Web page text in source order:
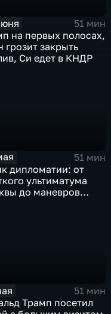
51 мин
на первых полосах,
грозит закрыть
Си едет в КНДР
51 мин
дипломатии: от
ультиматума
до маневров
51 мин
Трамп посетил